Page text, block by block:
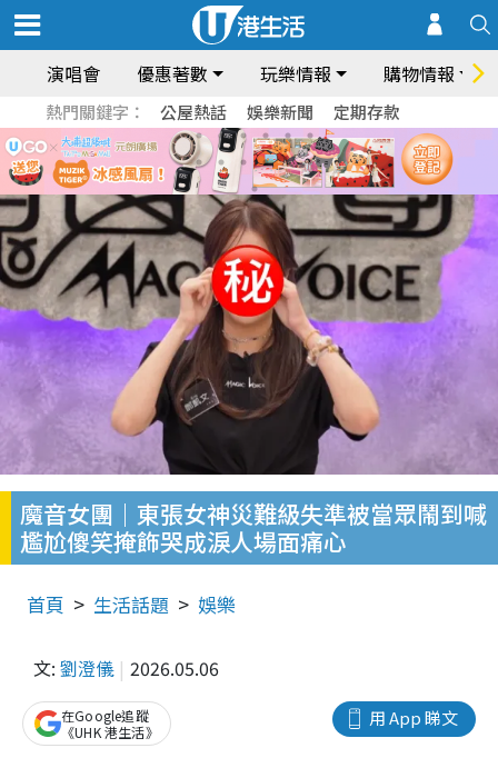
演唱會 優惠著數 玩樂情報 購物情報
熱門關鍵字： 公屋熱話 娛樂新聞 定期存款
魔音女團｜東張女神災難級失準被當眾鬧到喊
尷尬傻笑掩飾哭成淚人場面痛心
首頁 生活話題 娛樂
文: 劉澄儀 2026.05.06
用 App 睇文
在Google追蹤
《UHK 港生活》